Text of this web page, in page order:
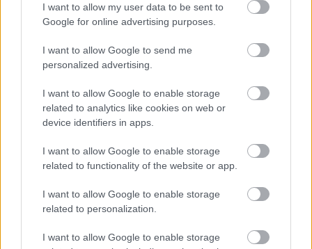
I want to allow my user data to be sent to
Google for online advertising purposes.
I want to allow Google to send me
personalized advertising.
I want to allow Google to enable storage
related to analytics like cookies on web or
device identifiers in apps.
I want to allow Google to enable storage
related to functionality of the website or app.
I want to allow Google to enable storage
related to personalization.
I want to allow Google to enable storage
Ha akarom, torta, ha akarom,
desszert: Sós karamellás sajttorta
•2015. október 07.
Én nem tudom, mitől olyan jó csatos üvegből
édességet enni, de valamitől nagyon! Ezt a sajttortát
nyugodtan megcsinálhattam volna tortaformában ...